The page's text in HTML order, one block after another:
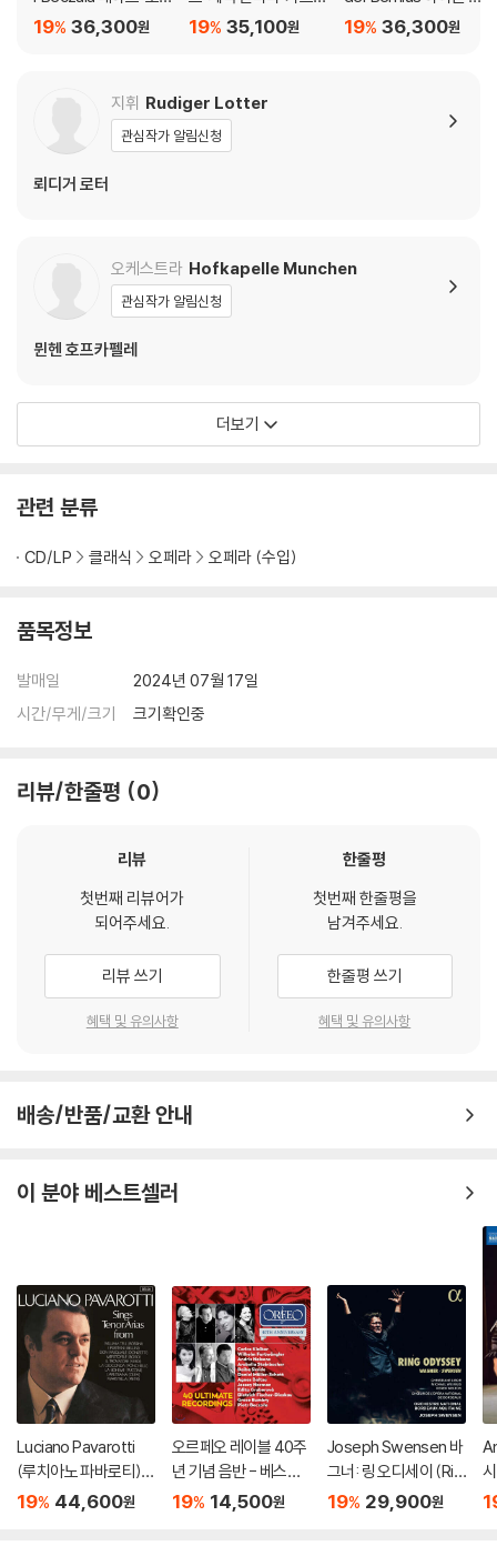
페레타 콘서트 (The M
36,300원
19%
나 부라나' (Carl Orff:
35,100원
19%
'천지창조', '사계', '십자
36,300원
19%
지휘 Rudiger Lotter
관심작가 알림신청
뢰디거 로터
오케스트라 Hofkapelle Munchen
관심작가 알림신청
뮌헨 호프카펠레
더보기
관련 분류
CD/LP 클래식 오페라 오페라 (수입)
품목정보
발매일
2024년 07월 17일
시간/무게/크기
크기확인중
리뷰/한줄평 0
리뷰
첫번째 리뷰어가
되어주세요.
리뷰 쓰기
혜택 및 유의사항
한줄평
첫번째 한줄평을
남겨주세요.
한줄평 쓰기
혜택 및 유의사항
배송/반품/교환 안내
이 분야 베스트셀러
Luciano Pavarotti
(루치아노 파바로티) -
이탈리아 오페라 리마
19% 44,600원
오르페오 레이블 40주
년 기념 음반 - 베스트
녹음 40 (ORFEO 40t
19% 14,500원
Joseph Swensen 바
그너: 링 오디세이 (Rin
g Odyssey)
19% 29,900원